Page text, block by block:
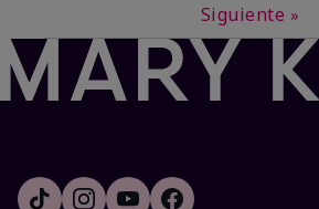
Siguiente »